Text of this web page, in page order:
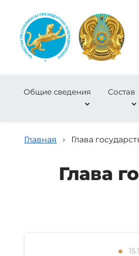
Общие сведения Состав
Главная › Глава
Глава